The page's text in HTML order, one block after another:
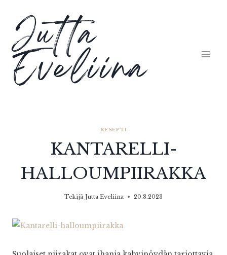
sisältöön
Jutta
Eveliina
RESEPTI
KANTARELLI-
HALLOUMPIIRAKKA
Tekijä Jutta Eveliina 20.8.2023